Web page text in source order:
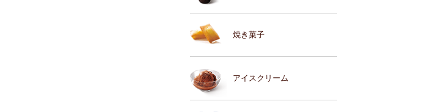
焼き菓子
アイスクリーム